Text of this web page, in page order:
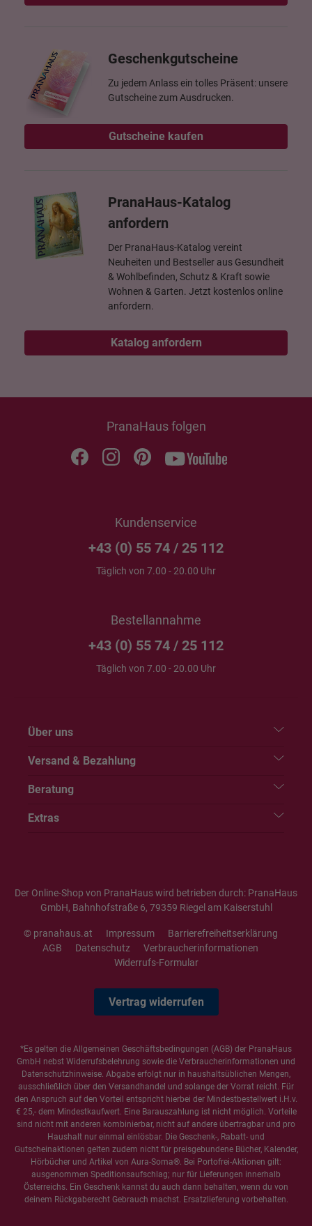
Geschenkgutscheine
Zu jedem Anlass ein tolles Präsent: unsere
Gutscheine zum Ausdrucken.
Gutscheine kaufen
PranaHaus-Katalog
anfordern
Der PranaHaus-Katalog vereint
Neuheiten und Bestseller aus Gesundheit
& Wohlbefinden, Schutz & Kraft sowie
Wohnen & Garten. Jetzt kostenlos online
anfordern.
Katalog anfordern
PranaHaus folgen
Kundenservice
+43 (0) 55 74 / 25 112
Täglich von 7.00 - 20.00 Uhr
Bestellannahme
+43 (0) 55 74 / 25 112
Täglich von 7.00 - 20.00 Uhr
Über uns
Versand & Bezahlung
Beratung
Extras
Der Online-Shop von PranaHaus wird betrieben durch: PranaHaus
GmbH, Bahnhofstraße 6, 79359 Riegel am Kaiserstuhl
© pranahaus.at Impressum
Barrierefreiheitserklärung
AGB
Datenschutz
Verbraucherinformationen
Widerrufs-Formular
Vertrag widerrufen
*Es gelten die Allgemeinen Geschäftsbedingungen (AGB) der PranaHaus
GmbH nebst Widerrufsbelehrung sowie die Verbraucherinformationen und
Datenschutzhinweise. Abgabe erfolgt nur in haushaltsüblichen Mengen,
ausschließlich über den Versandhandel und solange der Vorrat reicht. Für
den Anspruch auf den Vorteil entspricht hierbei der Mindestbestellwert i.H.v.
€ 25,- dem Mindestkaufwert. Eine Barauszahlung ist nicht möglich. Vorteile
sind nicht mit anderen kombinierbar, nicht auf andere übertragbar und pro
Haushalt nur einmal einlösbar. Die Geschenk-, Rabatt- und
Gutscheinaktionen gelten zudem nicht für preisgebundene Bücher, Kalender,
Hörbücher und Artikel von Aura-Soma®. Bei Portofrei-Aktionen gilt:
ausgenommen Speditionsaufschlag; nur für Lieferungen innerhalb
Österreichs. Ein Geschenk kannst du auch dann behalten, wenn du von
deinem Rückgaberecht Gebrauch machst. Ersatzlieferung vorbehalten.